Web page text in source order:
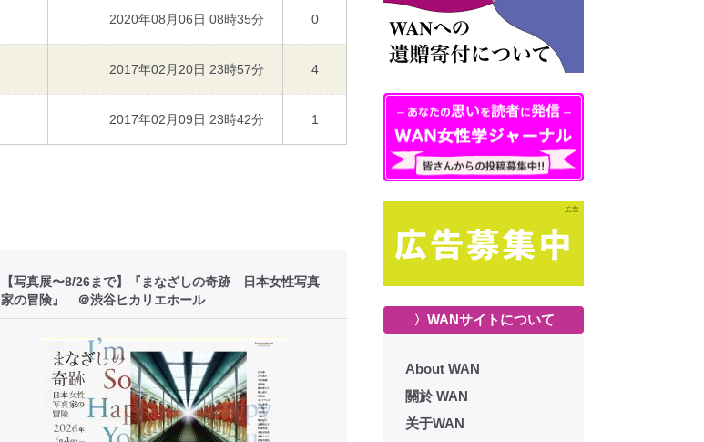
2020年08月06日 08時35分 0
2017年02月20日 23時57分 4
2017年02月09日 23時42分 1
【写真展〜8/26まで】『まなざしの奇跡 日本女性写真
家の冒険』 ＠渋谷ヒカリエホール
〉WANサイトについて
About WAN
關於 WAN
关于WAN